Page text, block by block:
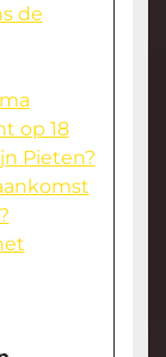
de
op 18
Pieten?